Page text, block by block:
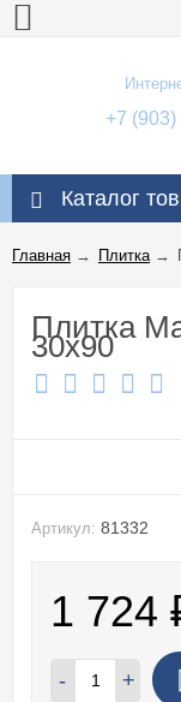
+7
Каталог
Главная → Плитка→
Плитка
30x90
Артикул: 81332
1 724
- +